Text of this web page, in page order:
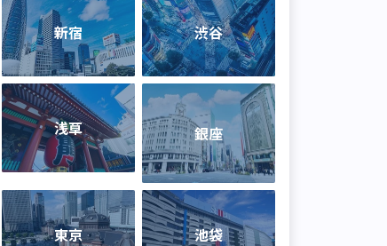
新宿 渋谷
浅草 銀座
東京 池袋